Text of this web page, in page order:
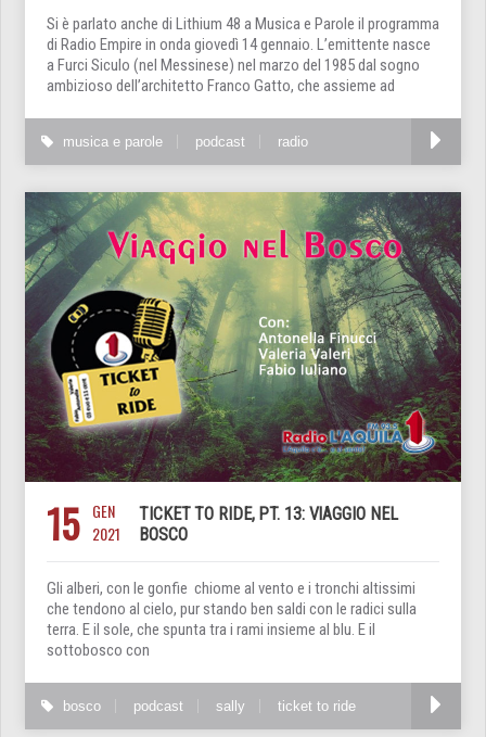
Si è parlato anche di Lithium 48 a Musica e Parole il programma
di Radio Empire in onda giovedì 14 gennaio. L’emittente nasce
a Furci Siculo (nel Messinese) nel marzo del 1985 dal sogno
ambizioso dell’architetto Franco Gatto, che assieme ad
musica e parole podcast radio
15
GEN
2021
TICKET TO RIDE, PT. 13: VIAGGIO NEL
BOSCO
Gli alberi, con le gonfie chiome al vento e i tronchi altissimi
che tendono al cielo, pur stando ben saldi con le radici sulla
terra. E il sole, che spunta tra i rami insieme al blu. E il
sottobosco con
bosco podcast sally ticket to ride